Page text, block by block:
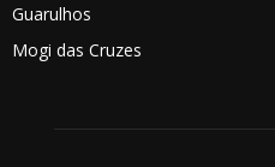
Guarulhos
Mogi das Cruzes